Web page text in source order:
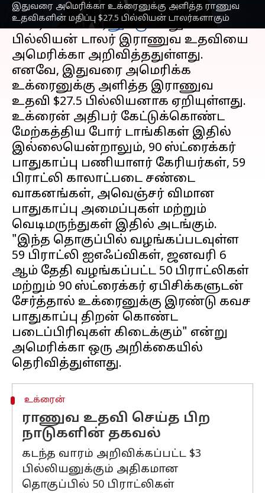
இதுவரை அமெரிக்கா உக்ரைனுக்கு அளித்த ராணுவ
உதவிகளின் மதிப்பு $27.5 பில்லியன் டாலர்களாகும்
ரஷ்ய ஆக்கிரமிப்பிற்கு எதிராக
போராடஉக்ரைனுக்குமேலும் 2.5
பில்லியன் டாலர் இராணுவ உதவியை
அமெரிக்கா அறிவித்ததுள்ளது.
எனவே, இதுவரை அமெரிக்க
உக்ரைனுக்கு அளித்த இராணுவ
உதவி $27.5 பில்லியனாக ஏறியுள்ளது.
உக்ரைன் அதிபர் கேட்டுக்கொண்ட
மேற்கத்திய போர் டாங்கிகள் இதில்
இல்லையென்றாலும், 90 ஸ்ட்ரைக்கர்
பாதுகாப்பு பணியாளர் கேரியர்கள், 59
பிராட்லி காலாட்படை சண்டை
வாகனங்கள், அவெஞ்சர் விமான
பாதுகாப்பு அமைப்புகள் மற்றும்
வெடிமருந்துகள் இதில் அடங்கும்.
"இந்த தொகுப்பில் வழங்கப்படவுள்ள
59 பிராட்லி ஐஎஃப்விகள், ஜனவரி 6
ஆம் தேதி வழங்கப்பட்ட 50 பிராட்லிகள்
மற்றும் 90 ஸ்ட்ரைக்கர் ஏபிசிக்களுடன்
சேர்த்தால் உக்ரைனுக்கு இரண்டு கவச
பாதுகாப்பு திறன் கொண்ட
படைப்பிரிவுகள் கிடைக்கும்" என்று
அமெரிக்கா ஒரு அறிக்கையில்
உக்ரைன்
ராணுவ உதவி செய்த பிற
நாடுகளின் தகவல்
கடந்த வாரம் அறிவிக்கப்பட்ட $3
பில்லியனுக்கும் அதிகமான
தொகுப்பில் 50 பிராட்லிகள்